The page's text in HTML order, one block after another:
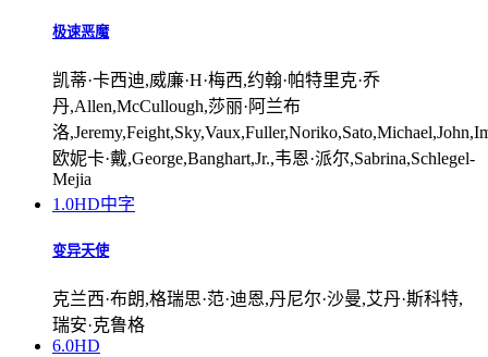
极速恶魔
凯蒂·卡西迪,威廉·H·梅西,约翰·帕特里克·乔
丹,Allen,McCullough,莎丽·阿兰布
洛
欧妮卡·戴,George,Banghart,Jr.,韦恩·派尔,Sabrina,Schlegel-
Mejia
1.0HD中字
变异天使
克兰西·布朗,格瑞思·范·迪恩,丹尼尔·沙曼,艾丹·斯科特,
瑞安·克鲁格
6.0HD